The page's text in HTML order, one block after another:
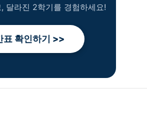
달라진 2학기를 경험하세요!
표 확인하기 >>